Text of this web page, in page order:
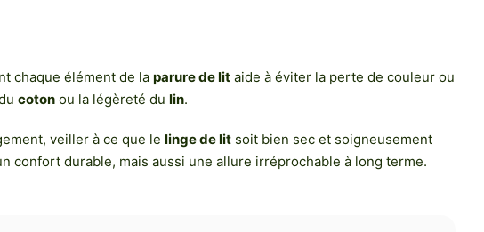
chaque élément de la parure de lit aide à éviter la perte de couleur ou
coton ou la légèreté du lin.
veiller à ce que le linge de lit soit bien sec et soigneusement
confort durable, mais aussi une allure irréprochable à long terme.